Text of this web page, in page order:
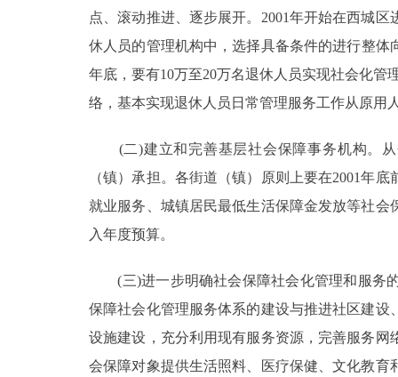
点、滚动推进、逐步展开。2001年开始在西城
休人员的管理机构中，选择具备条件的进行整
年底，要有10万至20万名退休人员实现社会化管
络，基本实现退休人员日常管理服务工作从原用
(二)建立和完善基层社会保障事务机构。从
（镇）承担。各街道（镇）原则上要在2001年
就业服务、城镇居民最低生活保障金发放等社
入年度预算。
(三)进一步明确社会保障社会化管理和服务的
保障社会化管理服务体系的建设与推进社区建
设施建设，充分利用现有服务资源，完善服务
会保障对象提供生活照料、医疗保健、文化教